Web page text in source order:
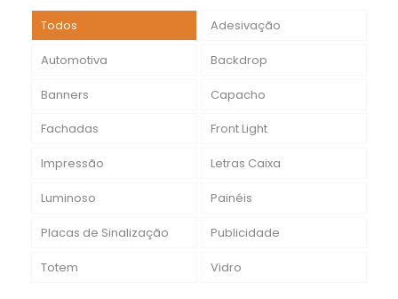
Todos Adesivação
Automotiva Backdrop
Banners Capacho
Fachadas Front Light
Impressão Letras Caixa
Luminoso Painéis
Placas de Sinalização Publicidade
Totem Vidro